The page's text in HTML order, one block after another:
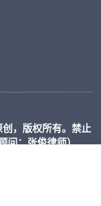
，版权所有。禁止
问：张俊律师）